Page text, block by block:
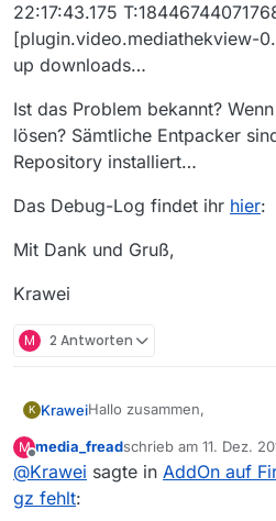
22:17:43.175
[plugin.video.mediathekview-
up downloads…
Ist das Problem bekannt?
lösen? Sämtliche Entpacker
Repository installiert…
Das Debug-Log findet ihr hier:
Mit Dank und Gruß,
Krawei
M 2 Antworten
K KraweiHallo zusammen,
ich habe ein nerviges
aufgesetzten Amazon-Fire
M
Offline
media_freadschrieb am 11. Dez.
zuletzt editiert von
@Krawei sagte in AddOn auf
gz fehlt: